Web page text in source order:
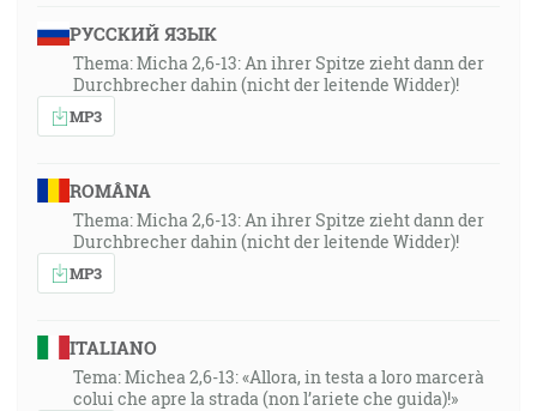
РУССКИЙ ЯЗЫК
Thema: Micha 2,6-13: An ihrer Spitze zieht dann der
Durchbrecher dahin (nicht der leitende Widder)!
MP3
ROMÂNA
Thema: Micha 2,6-13: An ihrer Spitze zieht dann der
Durchbrecher dahin (nicht der leitende Widder)!
MP3
ITALIANO
Tema: Michea 2,6-13: «Allora, in testa a loro marcerà
colui che apre la strada (non l’ariete che guida)!»